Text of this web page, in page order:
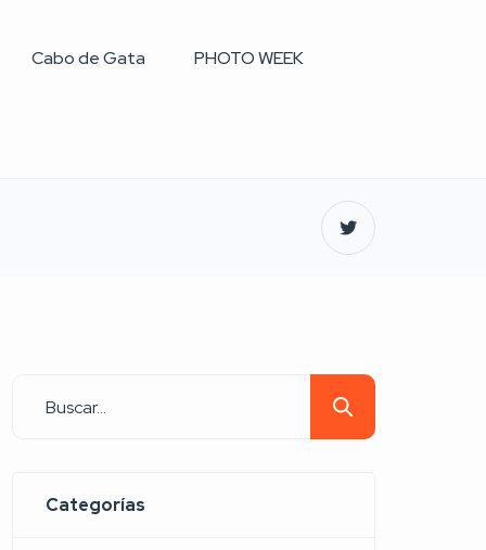
Cabo de Gata PHOTO WEEK
Categorías